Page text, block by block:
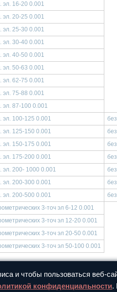
эл. 16-20 0.001
эл. 20-25 0.001
эл. 25-30 0.001
эл. 30-40 0.001
эл. 40-50 0.001
эл. 50-63 0.001
эл. 62-75 0.001
эл. 75-88 0.001
эл. 87-100 0.001
эл. 100-125 0.001
эл. 125-150 0.001
эл. 150-175 0.001
эл. 175-200 0.001
эл. 200- 1000 0.001
эл. 200-300 0.001
эл. 200-500 0.001
3-точ эл 6-12 0.001
3-точ эл 12-20 0.001
3-точ эл 20-50 0.001
3-точ эл 50-100 0.001
и чтобы пользоваться веб-
конфиденциальности.